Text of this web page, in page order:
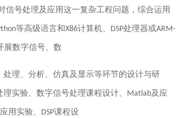
信号处理及应用这一复杂工程问题，综合运用
等高级语言和X86计算机、 DSP处理器或ARM-
展数字信号、数
处理、分析、仿真及显示等环节的设计与研
实验、数字信号处理课程设计、 Matlab及应
用实验、 DSP课程设